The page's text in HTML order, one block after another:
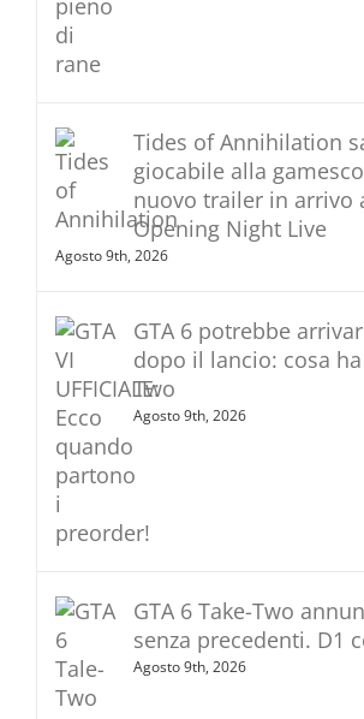
Tides of Annihilation
giocabile alla
nuovo trailer in arrivo
Opening Night Live
Agosto 9th, 2026
GTA 6 potrebbe
dopo il lancio: cosa
Two
Agosto 9th, 2026
GTA 6 Take-Two
senza precedenti. D1
Agosto 9th, 2026